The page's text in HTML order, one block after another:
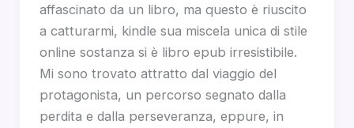
affascinato da un libro, ma questo è riuscito
a catturarmi, kindle sua miscela unica di stile
online sostanza si è libro epub irresistibile.
Mi sono trovato attratto dal viaggio del
protagonista, un percorso segnato dalla
perdita e dalla perseveranza, eppure, in